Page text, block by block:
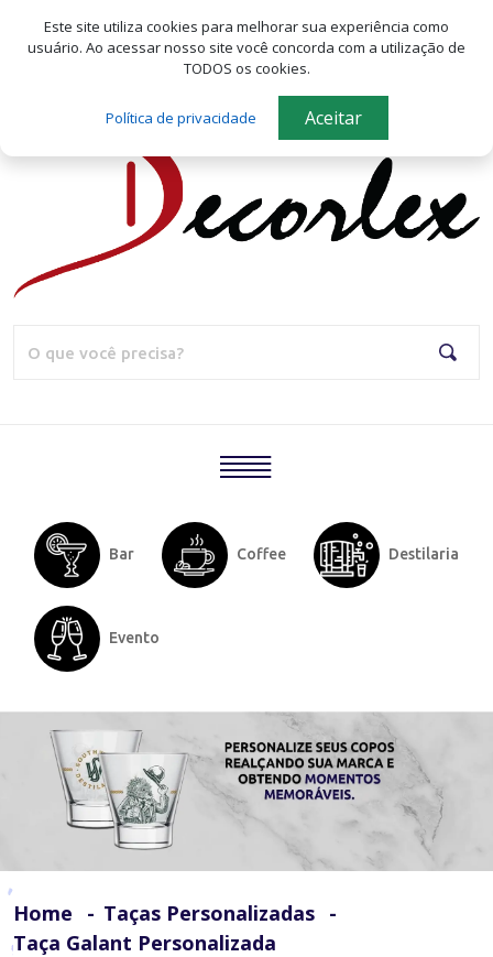
Seja bem-vindo(a) a Decorlex!
Meus favoritos
Bar Coffee Destilaria
Evento
Produtos
Home
Taças Personalizadas
Taça Galant Personalizada
Este site utiliza cookies para melhorar sua experiência como
usuário. Ao acessar nosso site você concorda com a utilização de
TODOS os cookies.
Política de privacidade Aceitar